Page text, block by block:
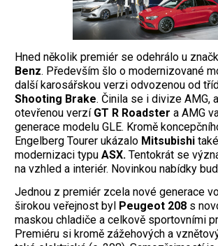
Hned několik premiér se odehrálo u
Benz. Především šlo o modernizované
další karosářskou verzi odvozenou od
Shooting Brake. Činila se i divize AMG,
otevřenou verzí GT R Roadster a AMG
generace modelu GLE. Kromě
Engelberg Tourer ukázalo Mitsubishi
modernizaci typu ASX. Tentokrát se
na vzhled a interiér. Novinkou nabídky
Jednou z premiér zcela nové generace
širokou veřejnost byl Peugeot 208 s
maskou chladiče a celkově sportovními
Premiéru si kromě zážehových a